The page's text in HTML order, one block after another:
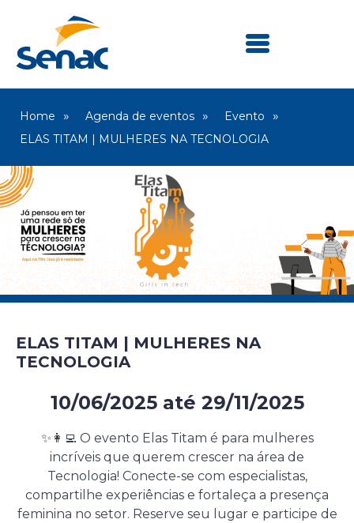
Home Agenda de eventos
Evento
ELAS TITAM | MULHERES NA TECNOLOGIA
ELAS TITAM | MULHERES NA
TECNOLOGIA
10/06/2025até 29/11/2025
✨👩‍💻 O evento Elas Titam é para mulheres
incríveis que querem crescer na área de
Tecnologia! Conecte-se com especialistas,
compartilhe experiências e fortaleça a presença
feminina no setor. Reserve seu lugar e participe de